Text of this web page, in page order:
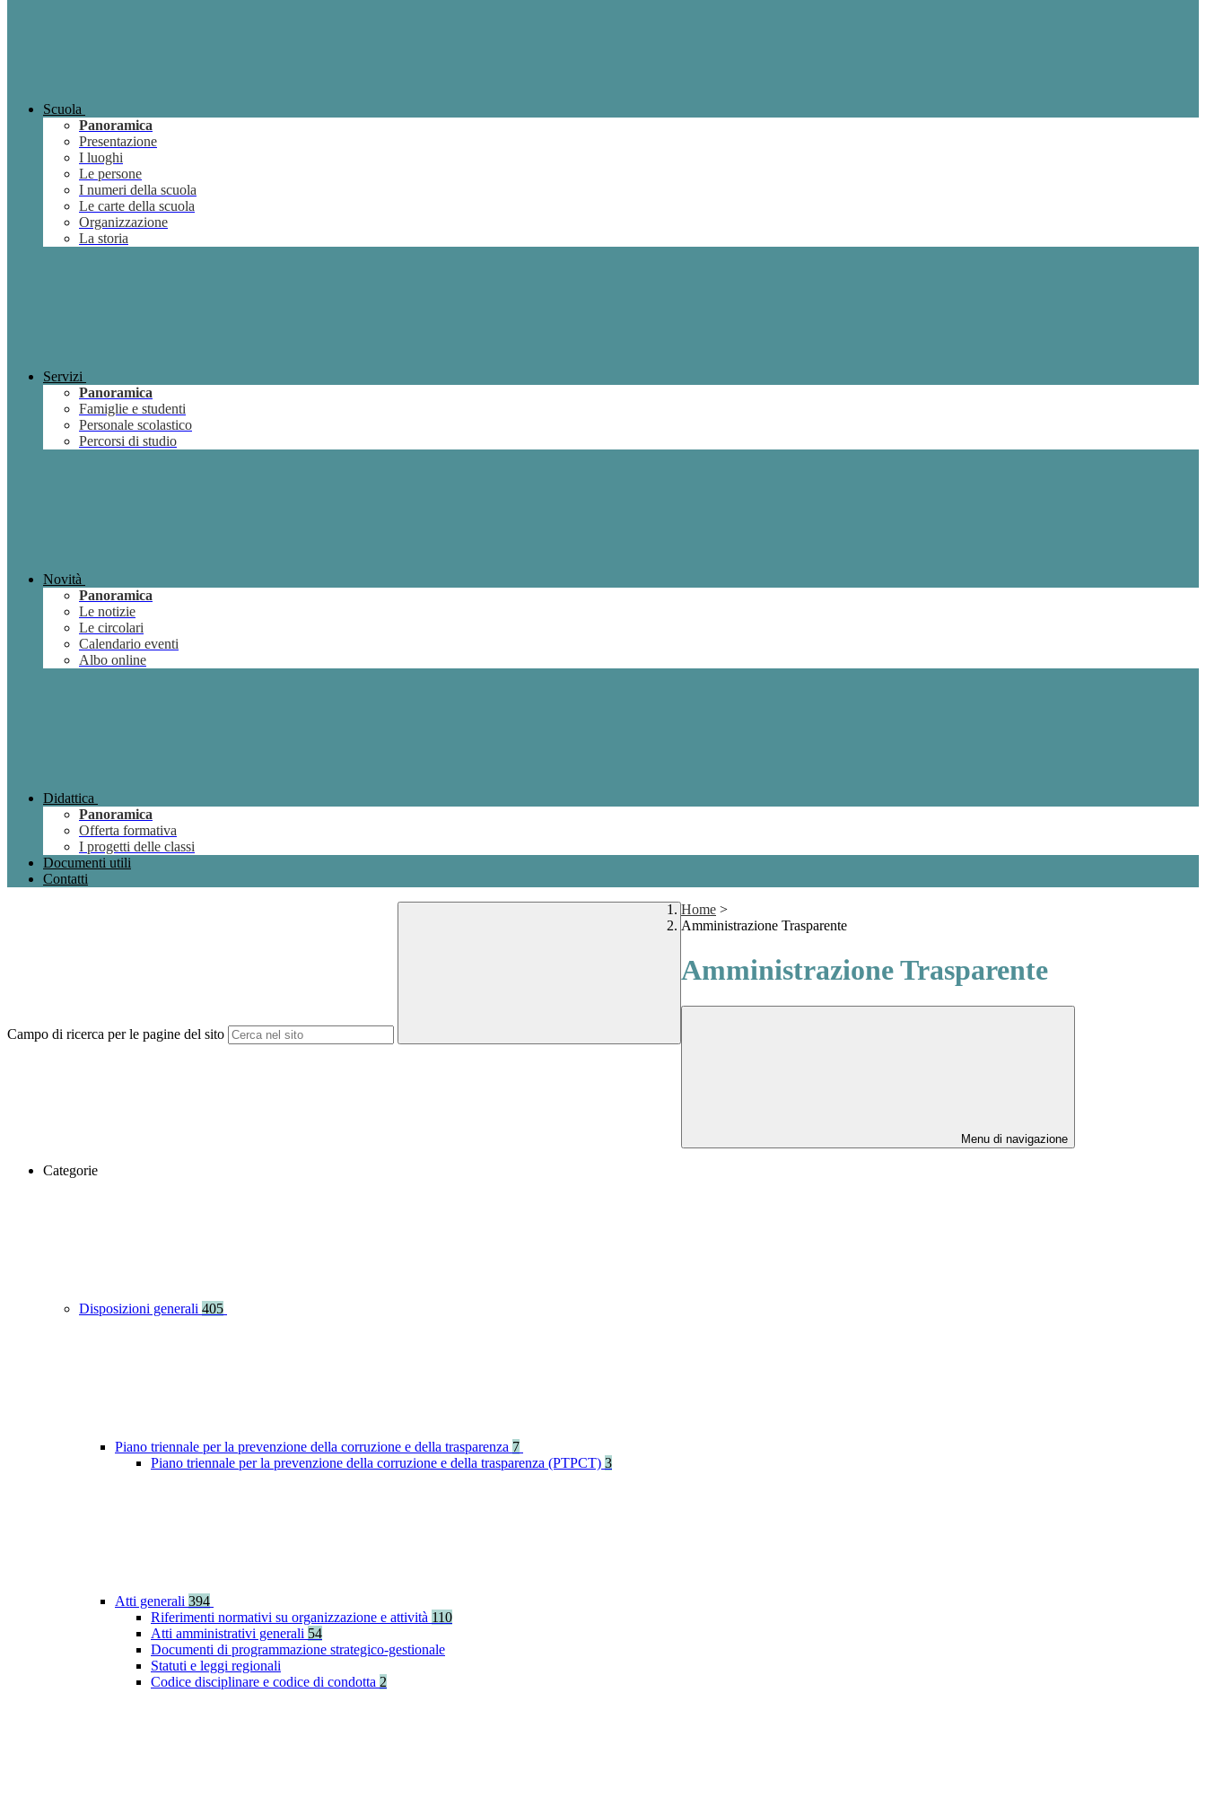
Scuola
Panoramica
Presentazione
I luoghi
Le persone
I numeri della scuola
Le carte della scuola
Organizzazione
La storia
Servizi
Panoramica
Famiglie e studenti
Personale scolastico
Percorsi di studio
Novità
Panoramica
Le notizie
Le circolari
Calendario eventi
Albo online
Didattica
Panoramica
Offerta formativa
I progetti delle classi
Documenti utili
Contatti
Campo di ricerca per le pagine del sito
Home >
Amministrazione Trasparente
Amministrazione Trasparente
Menu di navigazione
Categorie
Disposizioni generali 405
Piano triennale per la prevenzione della corruzione e della trasparenza 7
Piano triennale per la prevenzione della corruzione e della trasparenza (PTPCT) 3
Atti generali 394
Riferimenti normativi su organizzazione e attività 110
Atti amministrativi generali 54
Documenti di programmazione strategico-gestionale
Statuti e leggi regionali
Codice disciplinare e codice di condotta 2